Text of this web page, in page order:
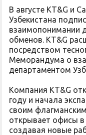
В августе KT&G и
Узбекистана
взаимопонимании
обменов. KT&G
посредством
Меморандума о
департаментом
Компания KT&G
году и начала
своим
открывает офисы в
создавая новые